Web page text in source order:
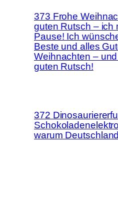
373 Frohe
guten Rutsch – ich
Pause! Ich
Beste und alles
Weihnachten –
guten Rutsch!
372
warum